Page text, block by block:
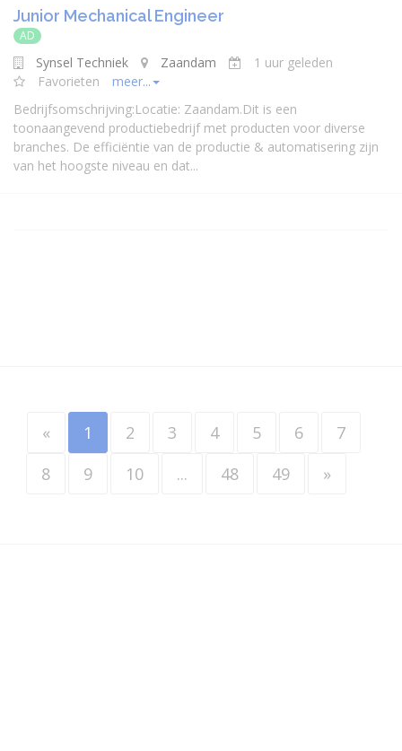
Junior Mechanical Engineer
AD
Synsel Techniek Zaandam
1 uur geleden
Favorieten
meer...
Bedrijfsomschrijving:Locatie: Zaandam.Dit is een
toonaangevend productiebedrijf met producten voor diverse
branches. De efficiëntie van de productie & automatisering zijn
van het hoogste niveau en dat...
« 1 2 3 4 5 6
7
8
9 10 ... 48 49 »